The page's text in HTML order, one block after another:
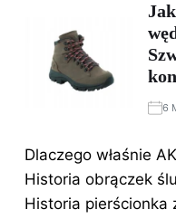
6
Dlaczego właśnie
Historia obrączek
Historia pierścionka